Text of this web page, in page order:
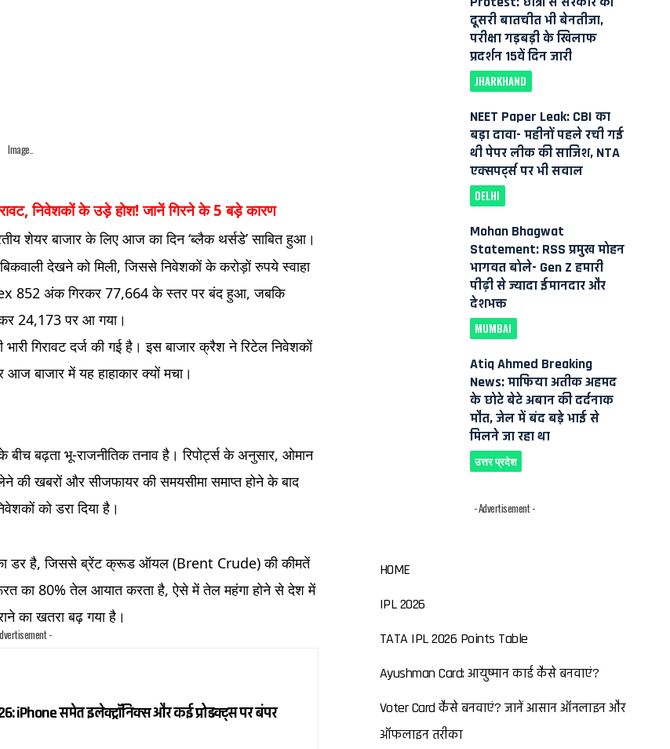
Image..
निवेशकों के उड़े होश! जानें गिरने के 5 बड़े कारण
शेयर बाजार के लिए आज का दिन ‘ब्लैक थर्सडे’ साबित हुआ।
देखने को मिली, जिससे निवेशकों के करोड़ों रुपये स्वाहा
852 अंक गिरकर 77,664 के स्तर पर बंद हुआ, जबकि
24,173 पर आ गया।
गिरावट दर्ज की गई है। इस बाजार क्रैश ने रिटेल निवेशकों
बाजार में यह हाहाकार क्यों मचा।
बढ़ता भू-राजनीतिक तनाव है। रिपोर्ट्स के अनुसार, ओमान
खबरों और सीजफायर की समयसीमा समाप्त होने के बाद
को डरा दिया है।
का डर है, जिससे ब्रेंट क्रूड ऑयल (Brent Crude) की कीमतें
का 80% तेल आयात करता है, ऐसे में तेल महंगा होने से देश में
का खतरा बढ़ गया है।
-
iPhone समेत इलेक्ट्रॉनिक्स और कई प्रोडक्ट्स पर बंपर
दूसरी बातचीत भी बेनतीजा,
परीक्षा गड़बड़ी के खिलाफ
प्रदर्शन 15वें दिन जारी
JHARKHAND
NEET Paper Leak: CBI का
बड़ा दावा- महीनों पहले रची गई
थी पेपर लीक की साजिश, NTA
एक्सपर्ट्स पर भी सवाल
DELHI
Mohan Bhagwat
Statement: RSS प्रमुख मोहन
भागवत बोले- Gen Z हमारी
पीढ़ी से ज्यादा ईमानदार और
देशभक्त
MUMBAI
Atiq Ahmed Breaking
News: माफिया अतीक अहमद
के छोटे बेटे अबान की दर्दनाक
मौत, जेल में बंद बड़े भाई से
मिलने जा रहा था
उत्तर प्रदेश
- Advertisement -
HOME
IPL 2026
TATA IPL 2026 Points Table
Ayushman Card: आयुष्मान कार्ड कैसे बनवाएं?
Voter Card कैसे बनवाएं? जानें आसान ऑनलाइन और
ऑफलाइन तरीका